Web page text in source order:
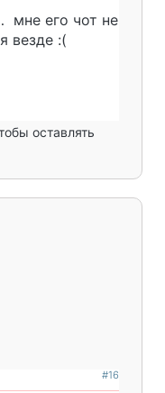
мне его чот не
везде :(
оставлять
#16